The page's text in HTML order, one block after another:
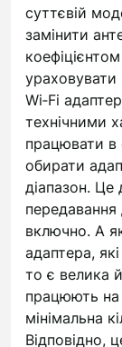
суттєвій
замінити
ураховувати
Wi‑Fi
технічними
працювати в
обирати
діапазон. Це
включно. А
адаптера,
то є велика
працюють на
мінімальна
Відповідно,